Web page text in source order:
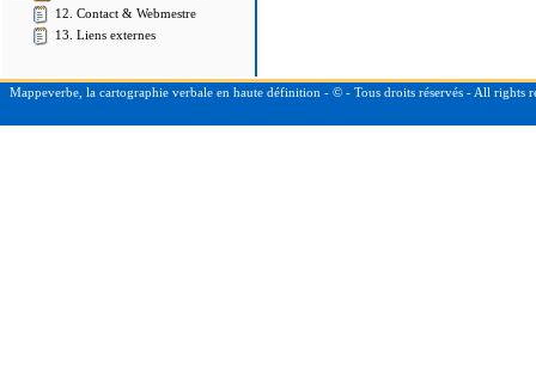
12. Contact & Webmestre
13. Liens externes
Mappeverbe, la cartographie verbale en haute définition - © - Tous droits réservés - All rights